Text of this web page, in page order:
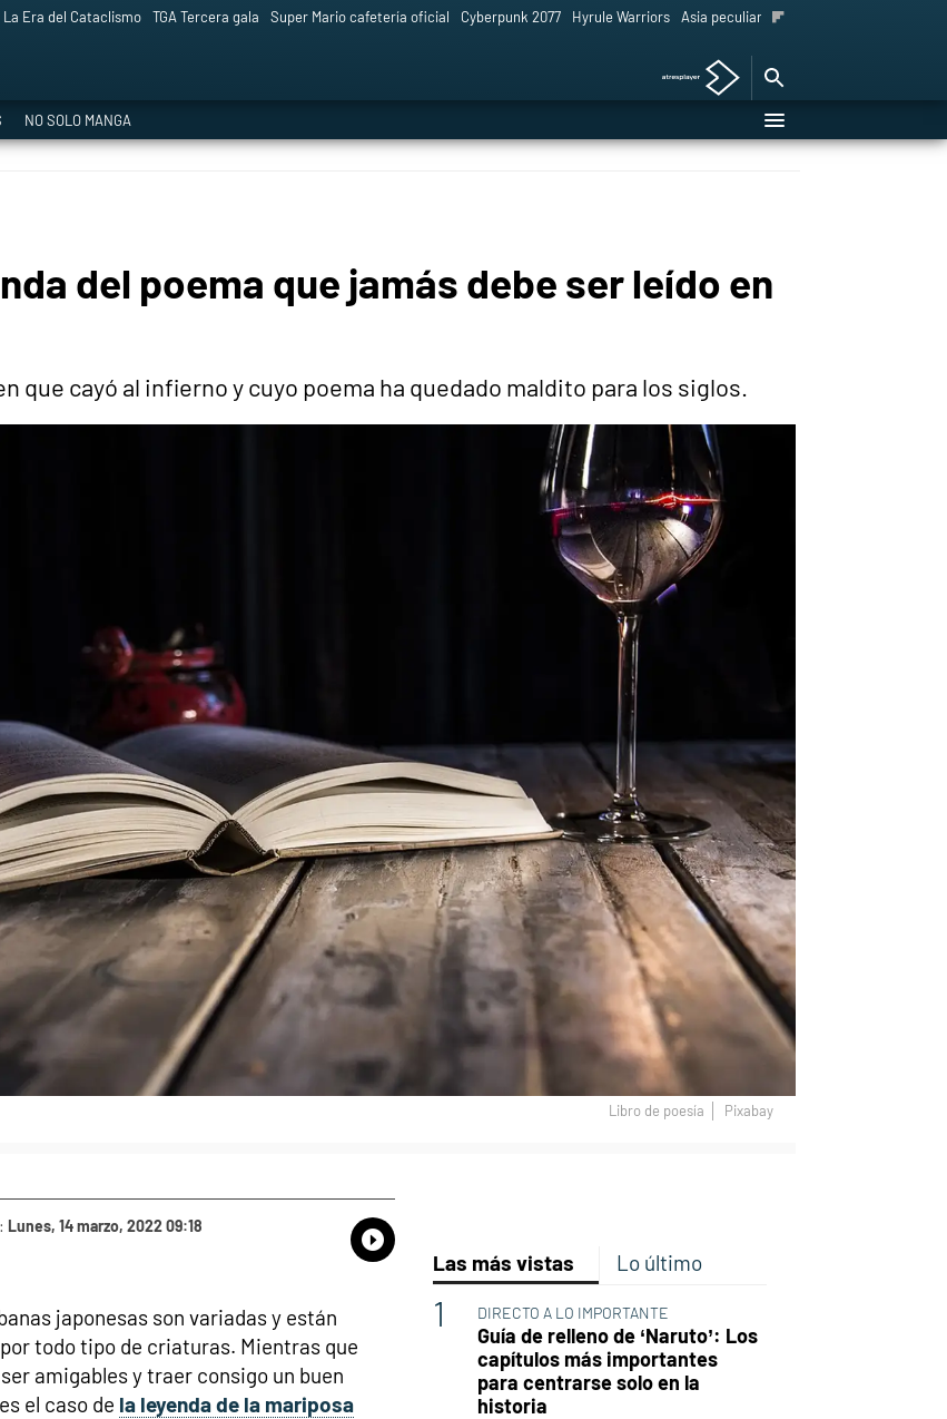
Era del Cataclismo TGA Tercera gala Super Mario cafetería oficial Cyberpunk 2077 Hyrule Warriors Asia peculiar tradición
NO SOLO MANGA
del poema que jamás debe ser leído en
que cayó al infierno y cuyo poema ha quedado maldito para los siglos.
Libro de poesía Pixabay
Lunes, 14 marzo, 2022 09:18
Whatsapp
Compartir
japonesas son variadas y están
todo tipo de criaturas. Mientras que
amigables y traer consigo un buen
el caso de la leyenda de la mariposa
Las más vistas Lo último
DIRECTO A LO IMPORTANTE
Guía de relleno de ‘Naruto’: Los
capítulos más importantes
para centrarse solo en la
historia